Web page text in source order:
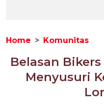
Home Komunitas
Belasan
Menyusuri